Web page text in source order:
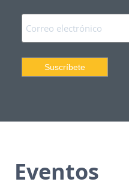
Eventos